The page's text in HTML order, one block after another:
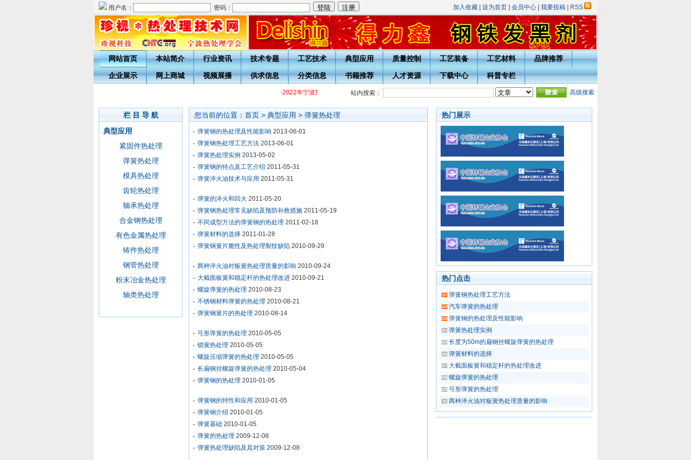
用户名： 密码： 加入收藏 设为首页 会员中心 我要投稿 RSS
网站首页 本站简介 行业资讯 技术专题 工艺技术 典型应用 质量控制 工艺装备 工艺材料 品牌推荐
企业展示 网上商城 视频展播 供求信息 分类信息 书籍推荐 人才资源 下载中心 科普专栏
2022年宁波热处理学会各级热处理工培训通知 关于开展20周年庆表彰评选活动的通知 热处理技术网投稿指南 ·宁波市热处理学会会员入会须知
站内搜索： 高级搜索
栏 目 导 航
典型应用
紧固件热处理
弹簧热处理
模具热处理
齿轮热处理
轴承热处理
合金钢热处理
有色金属热处理
铸件热处理
钢管热处理
粉末冶金热处理
轴类热处理
您当前的位置： 首页 > 典型应用 > 弹簧热处理
弹簧钢的热处理及性能影响 2013-06-01
弹簧钢热处理工艺方法 2013-06-01
弹簧热处理实例 2013-05-02
弹簧钢的特点及工艺介绍 2011-05-31
弹簧淬火油技术与应用 2011-05-31
弹簧的淬火和回火 2011-05-20
弹簧钢热处理常见缺陷及预防补救措施 2011-05-19
不同成型方法的弹簧钢的热处理 2011-02-18
弹簧材料的选择 2011-01-28
弹簧钢簧片脆性及热处理裂纹缺陷 2010-09-29
两种淬火油对板簧热处理质量的影响 2010-09-24
大截面板簧和稳定杆的热处理改进 2010-09-21
螺旋弹簧的热处理 2010-08-23
不锈钢材料弹簧的热处理 2010-08-21
弹簧钢簧片的热处理 2010-08-14
弓形弹簧的热处理 2010-05-05
锁簧热处理 2010-05-05
螺旋压缩弹簧的热处理 2010-05-05
长扁钢丝螺旋弹簧的热处理 2010-05-04
弹簧钢的热处理 2010-01-05
弹簧钢的特性和应用 2010-01-05
弹簧钢介绍 2010-01-05
弹簧基础 2010-01-05
弹簧的热处理 2009-12-08
弹簧热处理缺陷及其对策 2009-12-08
热门展示
热门点击
弹簧钢热处理工艺方法
汽车弹簧的热处理
弹簧钢的热处理及性能影响
弹簧热处理实例
长度为50m的扁钢丝螺旋弹簧的热处理
弹簧材料的选择
大截面板簧和稳定杆的热处理改进
螺旋弹簧的热处理
弓形弹簧的热处理
两种淬火油对板簧热处理质量的影响